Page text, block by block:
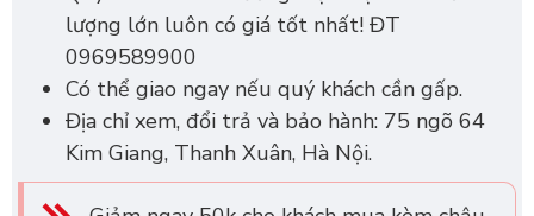
lượng lớn luôn có giá tốt nhất! ĐT
0969589900
Có thể giao ngay nếu quý khách cần gấp.
Địa chỉ xem, đổi trả và bảo hành: 75 ngõ 64
Kim Giang, Thanh Xuân, Hà Nội.